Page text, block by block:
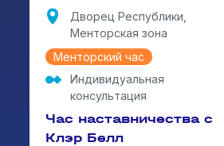
Дворец Республики,
Менторская зона
Менторский час
Индивидуальная
консультация
Час наставничества с
Клэр Белл